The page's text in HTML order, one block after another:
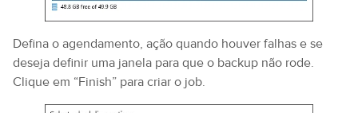
Defina o agendamento, ação quando houver falhas e se
deseja definir uma janela para que o backup não rode.
Clique em “Finish” para criar o job.